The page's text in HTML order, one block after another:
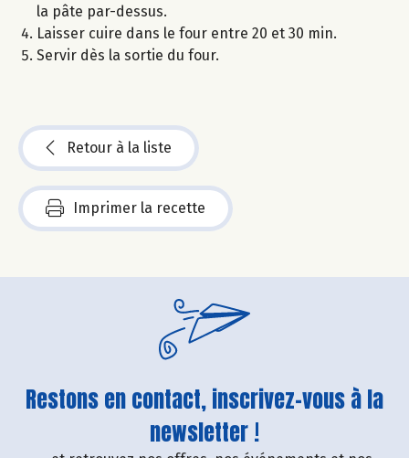
la pâte par-dessus.
Laisser cuire dans le four entre 20 et 30 min.
Servir dès la sortie du four.
Retour à la liste
Imprimer la recette
Restons en contact, inscrivez-vous à la
newsletter !